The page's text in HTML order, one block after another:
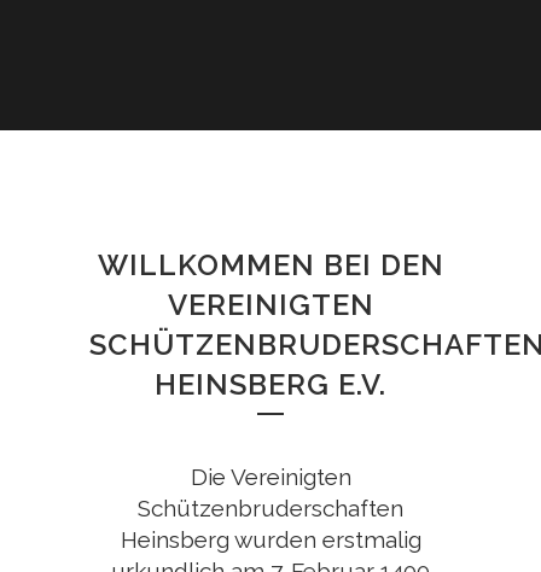
WILLKOMMEN BEI DEN
VEREINIGTEN
HEINSBERG E.V.
Die Vereinigten
Schützenbruderschaften
Heinsberg wurden erstmalig